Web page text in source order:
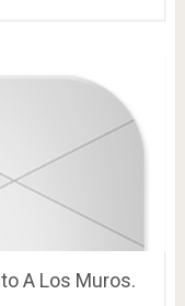
A Los Muros.